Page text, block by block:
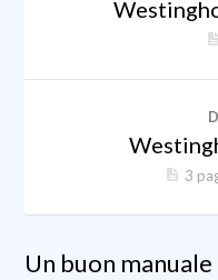
3
Un buon manuale